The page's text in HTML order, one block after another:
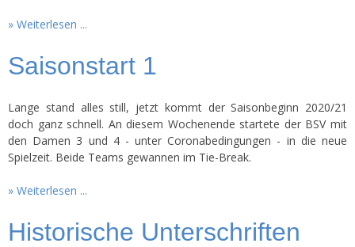
Weiterlesen ...
Saisonstart 1
Lange stand alles still, jetzt kommt der Saisonbeginn 2020/21
doch ganz schnell. An diesem Wochenende startete der BSV mit
den Damen 3 und 4 - unter Coronabedingungen - in die neue
Spielzeit. Beide Teams gewannen im Tie-Break.
Weiterlesen ...
Historische Unterschriften